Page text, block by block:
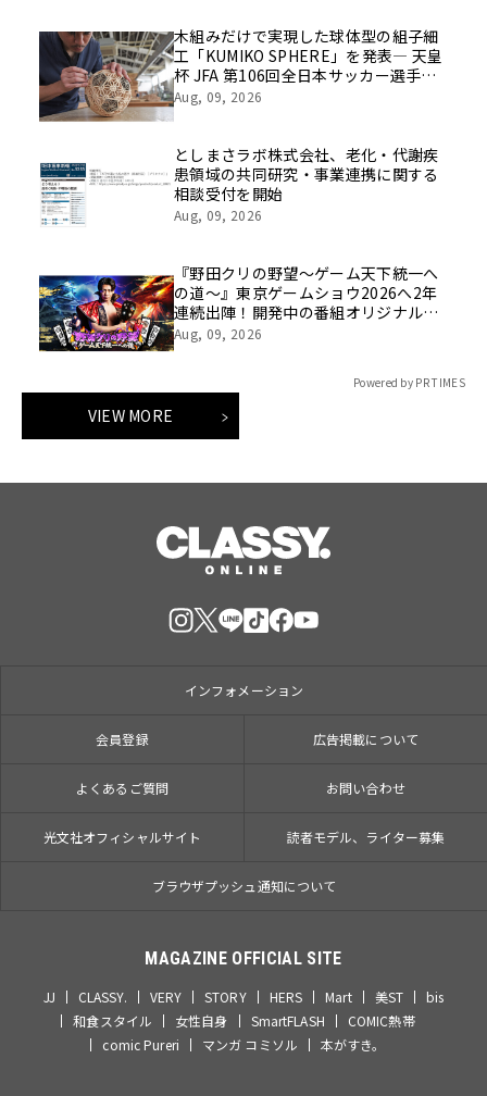
木組みだけで実現した球体型の組子細
工「KUMIKO SPHERE」を発表― 天皇
杯 JFA 第106回全日本サッカー選手権
大会の公式ビジュアルにも採用 ―
Aug, 09, 2026
としまさラボ株式会社、老化・代謝疾
患領域の共同研究・事業連携に関する
相談受付を開始
Aug, 09, 2026
『野田クリの野望～ゲーム天下統一へ
の道～』東京ゲームショウ2026へ2年
連続出陣！開発中の番組オリジナルゲ
ームを世界最速体験！失敗したら即
Aug, 09, 2026
Powered by PR TIMES
VIEW MORE
インフォメーション
会員登録 広告掲載について
よくあるご質問 お問い合わせ
光文社オフィシャルサイト 読者モデル、ライター募集
ブラウザプッシュ通知について
MAGAZINE OFFICIAL SITE
JJ CLASSY. VERY STORY HERS Mart 美ST
bis
和食スタイル
女性自身 SmartFLASH
COMIC熱帯
comic Pureri
マンガ コミソル 本がすき。